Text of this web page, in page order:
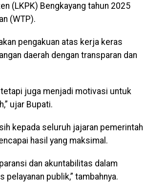
(LKPK) Bengkayang tahun 2025
(WTP).
pengakuan atas kerja keras
daerah dengan transparan dan
tetapi juga menjadi motivasi untuk
ujar Bupati.
kepada seluruh jajaran pemerintah
hasil yang maksimal.
dan akuntabilitas dalam
publik,” tambahnya.